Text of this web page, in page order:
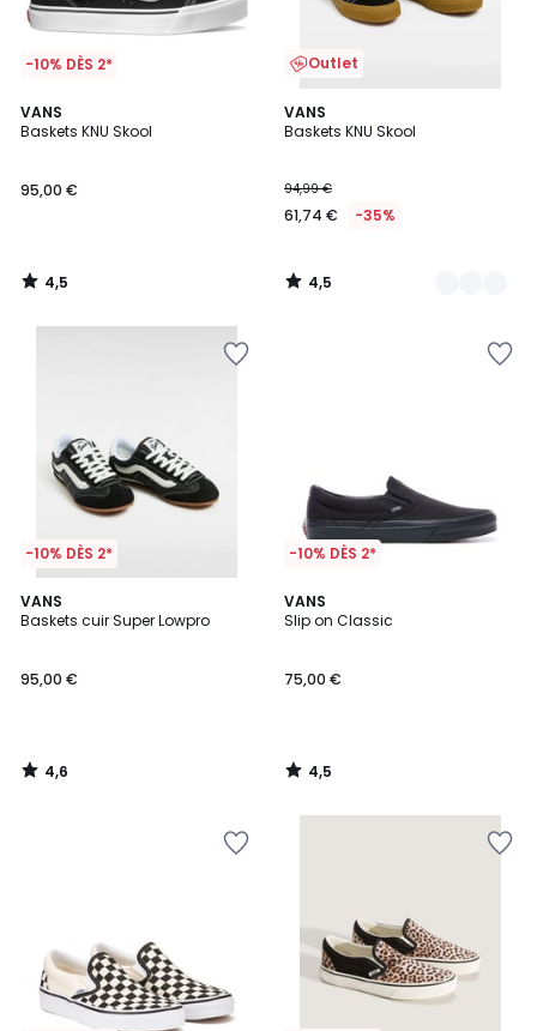
-10% DÈS 2*
VANS
Baskets KNU Skool
95,00 €
4,5
/ 5
4,5
/
Outlet
VANS
Baskets KNU Skool
94,99 €
61,74 € -35%
4,5
/ 5
2
Couleurs
4,5
/
-10% DÈS 2*
VANS
Baskets cuir Super Lowpro
95,00 €
4,6
/ 5
4,6
/
-10% DÈS 2*
VANS
Slip on Classic
75,00 €
4,5
/ 5
4,5
/